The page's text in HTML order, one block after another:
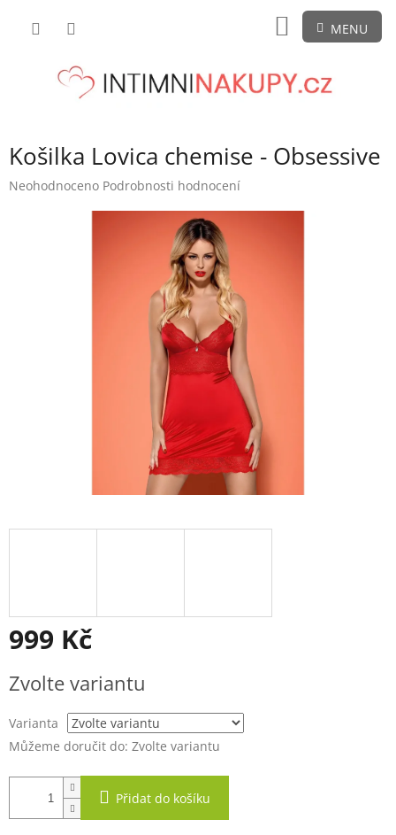
NÁKUPNÍ
KOŠÍK
Košilka Lovica chemise - Obsessive
Průměrné
Neohodnoceno Podrobnosti hodnocení
999 Kč
cena:
Zvolte variantu
Varianta
Můžeme doručit do: Zvolte variantu
Přidat do košíku